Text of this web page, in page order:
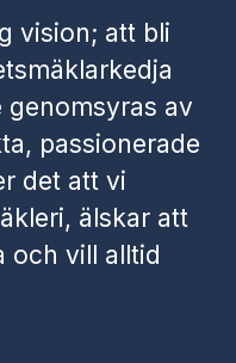
vision; att bli
av
passionerade
det att vi
älskar att
och vill alltid